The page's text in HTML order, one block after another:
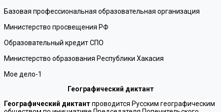
Базовая профессиональная образовательная организация
Министерство просвещения РФ
Образовательный кредит СПО
Министерство образования Республики Хакасия
Мое дело-1
Географический диктант
Географический диктантпроводится Русским географическим